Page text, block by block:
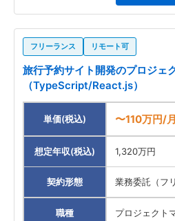
フリーランス リモート可
旅行予約サイト開発のプロジェ
（TypeScript/React.js）
単価(税込) 〜110万円/月
想定年収(税込) 1,320万円
契約形態 業務委託（フ
職種 プロジェクト